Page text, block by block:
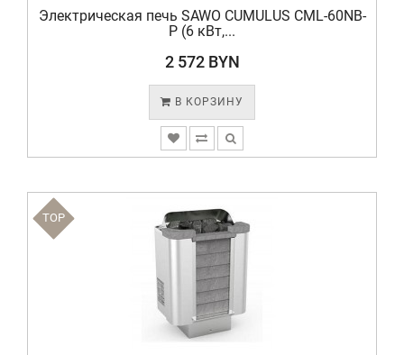
Электрическая печь SAWO CUMULUS CML-60NB-
P (6 кВт,...
2 572 BYN
В КОРЗИНУ
TOP